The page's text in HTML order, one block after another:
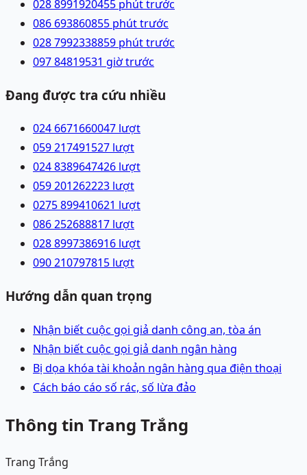
028 8991920455 phút trước
086 693860855 phút trước
028 7992338859 phút trước
097 84819531 giờ trước
Đang được tra cứu nhiều
024 6671660047 lượt
059 217491527 lượt
024 8389647426 lượt
059 201262223 lượt
0275 899410621 lượt
086 252688817 lượt
028 8997386916 lượt
090 210797815 lượt
Hướng dẫn quan trọng
Nhận biết cuộc gọi giả danh công an, tòa án
Nhận biết cuộc gọi giả danh ngân hàng
Bị dọa khóa tài khoản ngân hàng qua điện thoại
Cách báo cáo số rác, số lừa đảo
Thông tin Trang Trắng
Trang Trắng